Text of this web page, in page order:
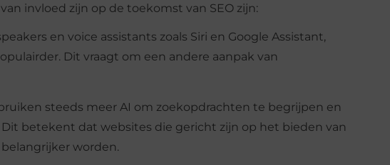
invloed zijn op de toekomst van SEO zijn:
en voice assistants zoals Siri en Google Assistant,
Dit vraagt om een andere aanpak van
steeds meer AI om zoekopdrachten te begrijpen en
betekent dat websites die gericht zijn op het bieden van
worden.